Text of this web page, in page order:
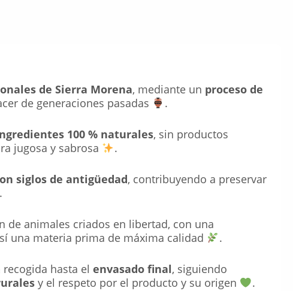
de Sierra Morena, mediante un proceso de
de generaciones pasadas .
100 % naturales, sin productos
jugosa y sabrosa
.
siglos de antigüedad, contribuyendo a preservar
.
de animales criados en libertad, con una
una materia prima de máxima calidad .
hasta el envasado final, siguiendo
y el respeto por el producto y su origen .